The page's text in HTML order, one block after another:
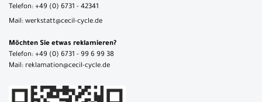
Telefon: +49 (0) 6731 - 42341
Mail: werkstatt@cecil-cycle.de
Möchten Sie etwas reklamieren?
Telefon: +49 (0) 6731 - 99 6 99 38
Mail: reklamation@cecil-cycle.de